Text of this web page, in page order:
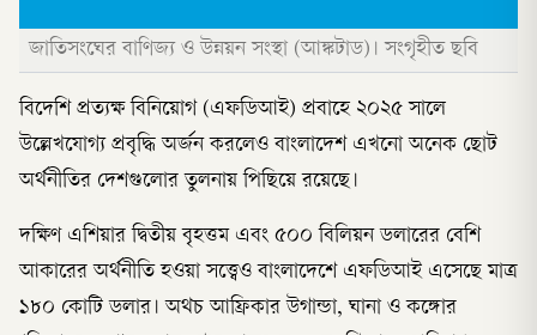
জাতিসংঘের বাণিজ্য ও উন্নয়ন সংস্থা (আঙ্কটাড)। সংগৃহীত ছবি
বিদেশি প্রত্যক্ষ বিনিয়োগ (এফডিআই) প্রবাহে ২০২৫ সালে
উল্লেখযোগ্য প্রবৃদ্ধি অর্জন করলেও বাংলাদেশ এখনো অনেক ছোট
অর্থনীতির দেশগুলোর তুলনায় পিছিয়ে রয়েছে।
দক্ষিণ এশিয়ার দ্বিতীয় বৃহত্তম এবং ৫০০ বিলিয়ন ডলারের বেশি
আকারের অর্থনীতি হওয়া সত্ত্বেও বাংলাদেশে এফডিআই এসেছে মাত্র
১৮০ কোটি ডলার। অথচ আফ্রিকার উগান্ডা, ঘানা ও কঙ্গোর